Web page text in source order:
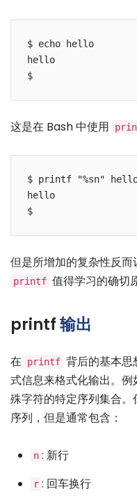
$ echo hello
hello
这是在 Bash 中使用
$ printf "%sn"
hello
但是所增加的复杂性反
printf 值得学习的确切
printf输出
在 printf 背后的基本思
式信息来格式化输出。例
殊字符的特定序列集合
序列，但是通常包含：
n : 新行
r : 回车换行